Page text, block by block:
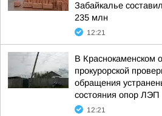
Забайкалье
235 млн
12:21
В Краснокаменском
прокурорской
обращения
состояния опор ЛЭП
12:21